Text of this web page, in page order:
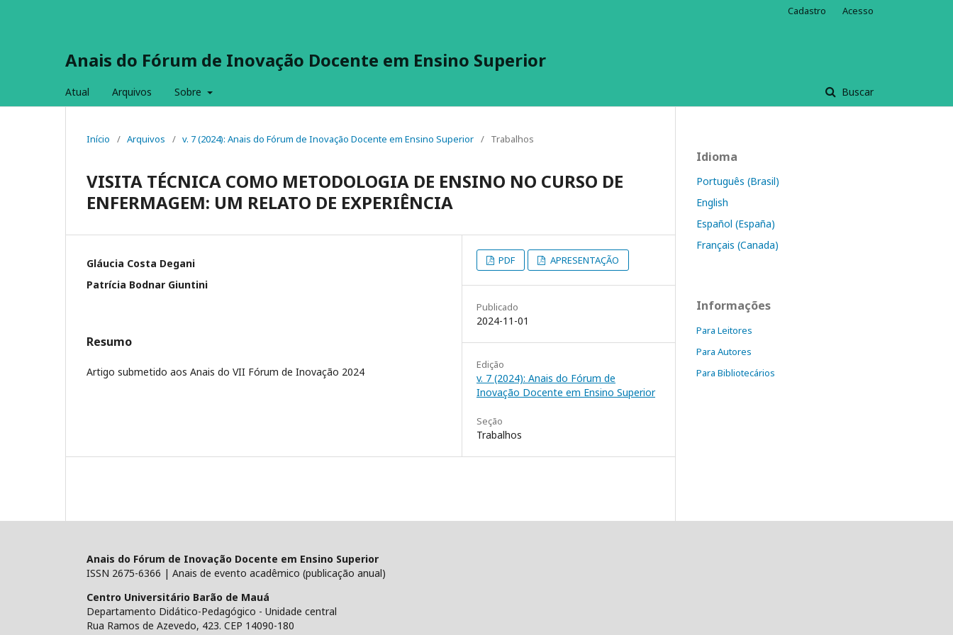
Anais do Fórum de Inovação Docente em Ensino Superior
Atual Arquivos Sobre Buscar
Cadastro Acesso
Início / Arquivos / v. 7 (2024): Anais do Fórum de Inovação Docente em Ensino Superior / Trabalhos
VISITA TÉCNICA COMO METODOLOGIA DE ENSINO NO CURSO DE
ENFERMAGEM: UM RELATO DE EXPERIÊNCIA
Gláucia Costa Degani
Patrícia Bodnar Giuntini
Resumo
Artigo submetido aos Anais do VII Fórum de Inovação 2024
PDF APRESENTAÇÃO
Publicado
2024-11-01
Edição
v. 7 (2024): Anais do Fórum de
Inovação Docente em Ensino Superior
Seção
Trabalhos
Idioma
Português (Brasil)
English
Español (España)
Français (Canada)
Informações
Para Leitores
Para Autores
Para Bibliotecários
Anais do Fórum de Inovação Docente em Ensino Superior
ISSN 2675-6366 | Anais de evento acadêmico (publicação anual)
Centro Universitário Barão de Mauá
Departamento Didático-Pedagógico - Unidade central
Rua Ramos de Azevedo, 423. CEP 14090-180